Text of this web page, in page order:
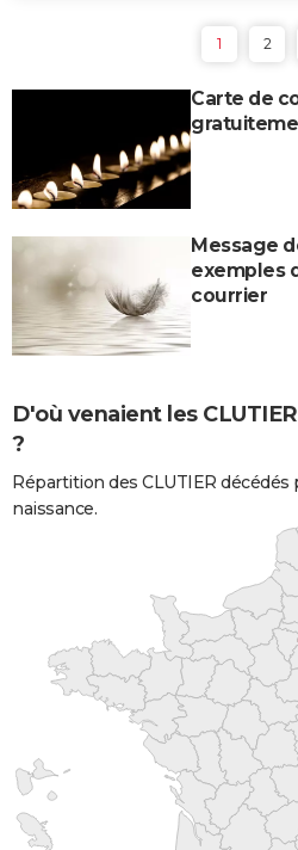
1 2
Carte de
Message
exemples
courrier
D'où venaient les
?
Répartition des CLUTIER
naissance.